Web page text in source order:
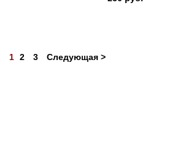
1 2 3 Следующая >